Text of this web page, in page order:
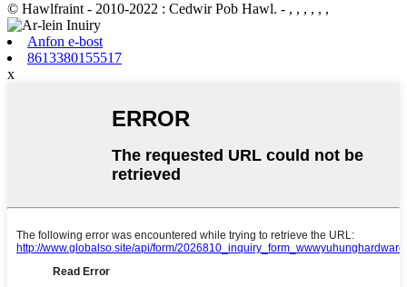
© Hawlfraint - 2010-2022 : Cedwir Pob Hawl. - , , , , , ,
Anfon e-bost
8613380155517
x